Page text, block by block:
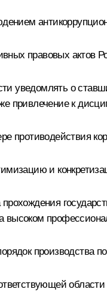
правовых актов
уведомлять о
к
противодействия
и
высоком
производства